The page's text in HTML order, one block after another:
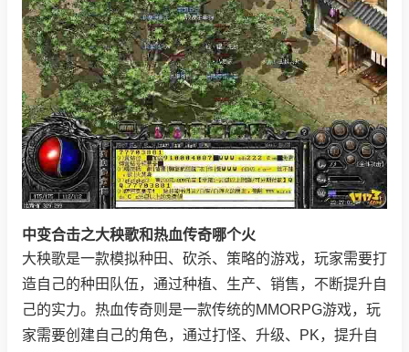
中变合击之大秧歌和热血传奇哪个火
大秧歌是一款模拟种田、砍杀、策略的游戏，玩家需要打
造自己的种田队伍，通过种植、生产、销售，不断提升自
己的实力。热血传奇则是一款传统的MMORPG游戏，玩
家需要创建自己的角色，通过打怪、升级、PK，提升自